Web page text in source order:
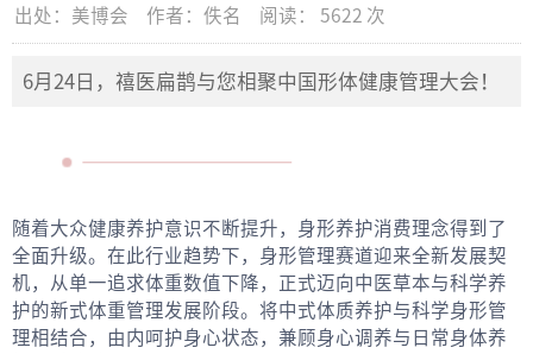
出处： 美博会 作者： 佚名 阅读： 5622 次
6月24日，禧医扁鹊与您相聚中国形体健康管理大会！
随着大众健康养护意识不断提升，身形养护消费理念得到了
全面升级。在此行业趋势下，身形管理赛道迎来全新发展契
机，从单一追求体重数值下降，正式迈向中医草本与科学养
护的新式体重管理发展阶段。将中式体质养护与科学身形管
理相结合，由内呵护身心状态，兼顾身心调养与日常身体养